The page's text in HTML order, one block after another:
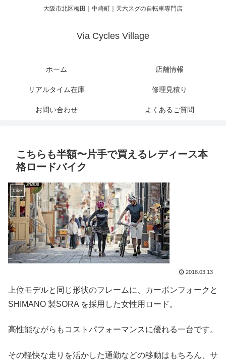
大阪市北区梅田｜中崎町｜天六スグの自転車専門店
Via Cycles Village
ホーム 店舗情報
リアルタイム在庫 修理見積り
お問い合わせ よくあるご質問
こちらも半額〜片手で買えるレディース本
格ロードバイク
bike
2018.03.13
上位モデルと同じ形状のフレームに、カーボンフォークと
SHIMANO 製SORA を採用した女性用ロード。
高性能ながらもコストパフォーマンスに優れる一台です。
その軽快な走りを活かした通勤などの移動はもちろん、サ